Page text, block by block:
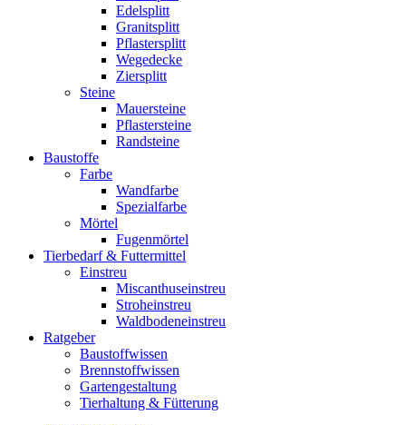
Edelsplitt
Granitsplitt
Pflastersplitt
Wegedecke
Ziersplitt
Steine
Mauersteine
Pflastersteine
Randsteine
Baustoffe
Farbe
Wandfarbe
Spezialfarbe
Mörtel
Fugenmörtel
Tierbedarf & Futtermittel
Einstreu
Miscanthuseinstreu
Stroheinstreu
Waldbodeneinstreu
Ratgeber
Baustoffwissen
Brennstoffwissen
Gartengestaltung
Tierhaltung & Fütterung